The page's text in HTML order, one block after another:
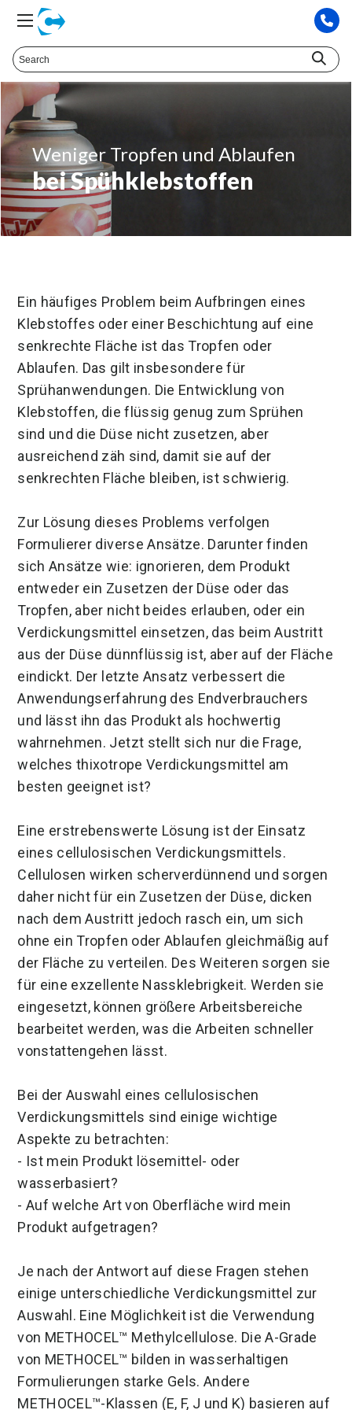
Weniger Tropfen und Ablaufen
bei Spühklebstoffen
Ein häufiges Problem beim Aufbringen eines
Klebstoffes oder einer Beschichtung auf eine
senkrechte Fläche ist das Tropfen oder
Ablaufen. Das gilt insbesondere für
Sprühanwendungen. Die Entwicklung von
Klebstoffen, die flüssig genug zum Sprühen
sind und die Düse nicht zusetzen, aber
ausreichend zäh sind, damit sie auf der
senkrechten Fläche bleiben, ist schwierig.
Zur Lösung dieses Problems verfolgen
Formulierer diverse Ansätze. Darunter finden
sich Ansätze wie: ignorieren, dem Produkt
entweder ein Zusetzen der Düse oder das
Tropfen, aber nicht beides erlauben, oder ein
Verdickungsmittel einsetzen, das beim Austritt
aus der Düse dünnflüssig ist, aber auf der Fläche
eindickt. Der letzte Ansatz verbessert die
Anwendungserfahrung des Endverbrauchers
und lässt ihn das Produkt als hochwertig
wahrnehmen. Jetzt stellt sich nur die Frage,
welches thixotrope Verdickungsmittel am
besten geeignet ist?
Eine erstrebenswerte Lösung ist der Einsatz
eines cellulosischen Verdickungsmittels.
Cellulosen wirken scherverdünnend und sorgen
daher nicht für ein Zusetzen der Düse, dicken
nach dem Austritt jedoch rasch ein, um sich
ohne ein Tropfen oder Ablaufen gleichmäßig auf
der Fläche zu verteilen. Des Weiteren sorgen sie
für eine exzellente Nassklebrigkeit. Werden sie
eingesetzt, können größere Arbeitsbereiche
bearbeitet werden, was die Arbeiten schneller
vonstattengehen lässt.
Bei der Auswahl eines cellulosischen
Verdickungsmittels sind einige wichtige
Aspekte zu betrachten:
- Ist mein Produkt lösemittel- oder
wasserbasiert?
- Auf welche Art von Oberfläche wird mein
Produkt aufgetragen?
Je nach der Antwort auf diese Fragen stehen
einige unterschiedliche Verdickungsmittel zur
Auswahl. Eine Möglichkeit ist die Verwendung
von METHOCEL™ Methylcellulose. Die A-Grade
von METHOCEL™ bilden in wasserhaltigen
Formulierungen starke Gels. Andere
METHOCEL™-Klassen (E, F, J und K) basieren auf